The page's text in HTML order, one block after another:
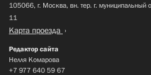
105066, г. Москва, вн. тер. г. муниципальный
11
Карта проезда
Редактор сайта
Нелля Комарова
+7 977 640 59 67